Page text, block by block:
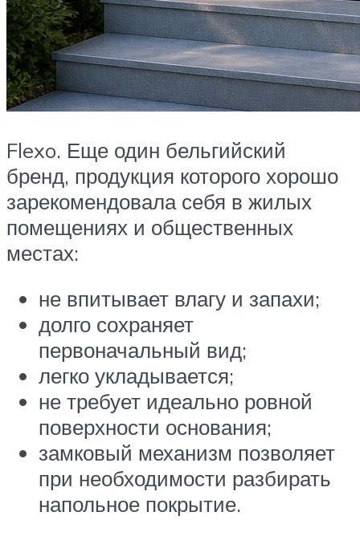
Flexo. Еще один бельгийский
бренд, продукция которого хорошо
зарекомендовала себя в жилых
помещениях и общественных
местах:
не впитывает влагу и запахи;
долго сохраняет
первоначальный вид;
легко укладывается;
не требует идеально ровной
поверхности основания;
замковый механизм позволяет
при необходимости разбирать
напольное покрытие.